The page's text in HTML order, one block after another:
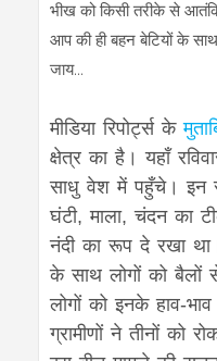
भीख को किसी तरीके से
आप की ही बहन बेटियों के
जाय...
मीडिया रिपोर्ट्स के
क्षेत्र का है। यहाँ
साधु वेश में पहुँचे। इन
घंटी, माला, चंदन का
नंदी का रूप दे रखा
के साथ लोगों को बैलों
लोगों को इनके हाव-
ग्रामीणों ने तीनों को